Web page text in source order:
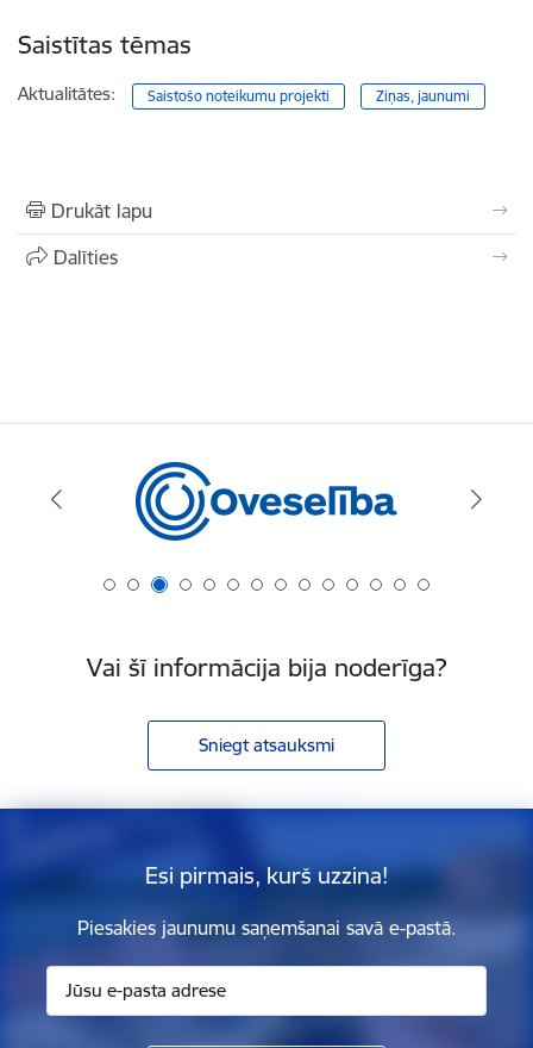
Saistītas tēmas
Aktualitātes: Saistošo noteikumu projekti Ziņas, jaunumi
Drukāt lapu
Dalīties
Vai šī informācija bija noderīga?
Sniegt atsauksmi
Esi pirmais, kurš uzzina!
Piesakies jaunumu saņemšanai savā e-pastā.